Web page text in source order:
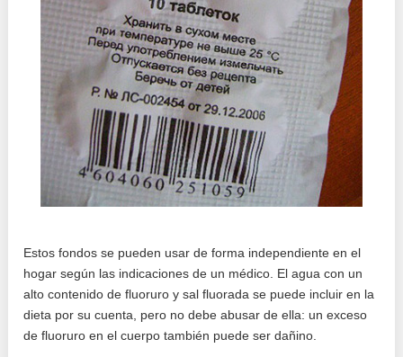
Estos fondos se pueden usar de forma independiente en el
hogar según las indicaciones de un médico. El agua con un
alto contenido de fluoruro y sal fluorada se puede incluir en la
dieta por su cuenta, pero no debe abusar de ella: un exceso
de fluoruro en el cuerpo también puede ser dañino.